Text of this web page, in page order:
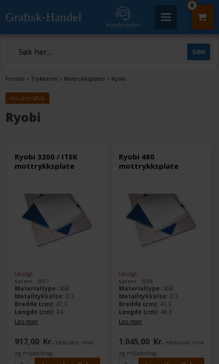
Grafisk-Handel
Kundesenter
0
Forside » Trykkeriet » Mottrykksplater » Ryobi
Vis uten MVA
Ryobi
Ryobi 3200 / ITEK
mottrykksplate
Utsolgt
Varenr.: 5097
Materialtype: Stål
Metalltykkelse: 0.3
Bredde (cm): 47,3
Lengde (cm): 34
Les mer
917,00 Kr. ekslusive. mva
og miljøbidrag
Ryobi 480
mottrykksplate
Utsolgt
Varenr.: 5098
Materialtype: Stål
Metalltykkelse: 0.3
Bredde (cm): 41,3
Lengde (cm): 48,3
Les mer
1.045,00 Kr. ekslusive. mva
og miljøbidrag